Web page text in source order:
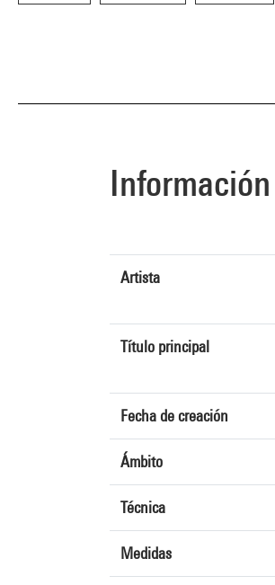
Artista
Título principal
Fecha de creación
Ámbito
Técnica
Medidas